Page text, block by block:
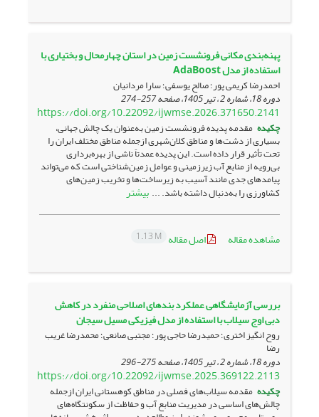
پهنه‌‌بندی مکانی فرونشست زمین در استان چهارمحال و بختیاری با
استفاده از مدل AdaBoost
احمدرضا کریمی پور؛ صالح یوسفی؛ سارا مردانیان
دوره 18، شماره 2 ، تیر 1405، صفحه 257-274
https://doi.org/10.22092/ijwmse.2026.371650.2141
چکیده مقدمه پدیده فرونشست زمین به‌عنوان یک چالش جهانی،
بسیاری از دشت‌ها و مناطق کلان‌شهری ازجمله مناطق مختلف ایران را
تحت تأثیر قرار داده است. این پدیده عمدتاً ناشی از بهره‌برداری
بی‌رویه از منابع آب زیرزمینی و عوامل زمین‌شناختی است که می‌تواند
پیامدهای جدی مانند آسیب به زیرساخت‌ها و تخریب زمین‌های
کشاورزی را به‌دنبال داشته باشد. ... بیشتر
مشاهده مقاله اصل مقاله 1.13 M
بررسی آزمایشگاهی عملکرد بندهای اصلاحی منفرد در کاهش
دبی اوج سیلاب با استفاده از مدل فیزیکی مسیل سیجان
روح انگیز اختری؛ حمیدرضا حاجی پور؛ مجتبی صانعی؛ محمدرضا غریب
رضا
دوره 18، شماره 2 ، تیر 1405، صفحه 275-296
https://doi.org/10.22092/ijwmse.2025.369122.2113
چکیده مقدمه سیلاب‌‌های فصلی در مناطق کوهستانی ایران ازجمله
چالش‌‌های اساسی در مدیریت منابع آب و حفاظت از سکونتگاه‌‌های